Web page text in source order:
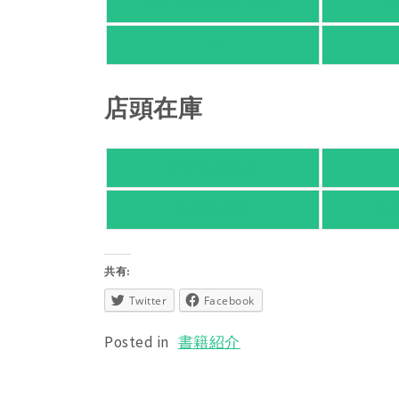
店頭在庫
共有:
Twitter Facebook
Posted in 書籍紹介